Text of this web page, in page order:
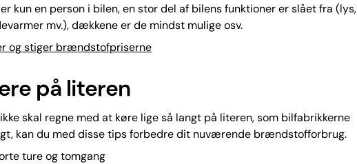
kun en person i bilen, en stor del af bilens funktioner er slået fra (lys,
mv.), dækkene er de mindst mulige osv.
og stiger brændstofpriserne
på literen
skal regne med at køre lige så langt på literen, som bilfabrikkerne
kan du med disse tips forbedre dit nuværende brændstofforbrug.
ture og tomgang